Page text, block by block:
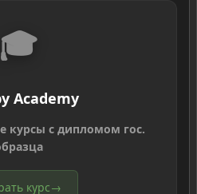
🎓
Academy
курсы с дипломом гос.
курс→